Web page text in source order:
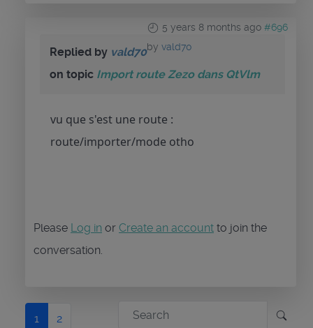
5 years 8 months ago #696
by vald70
Replied by vald70
on topic Import route Zezo dans QtVlm
vu que s'est une route :
route/importer/mode otho
Please Log in or Create an account to join the
conversation.
1 2